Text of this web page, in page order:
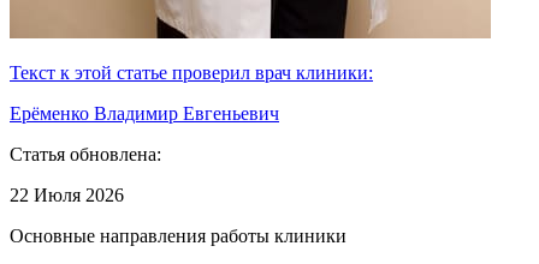
Текст к этой статье проверил врач клиники:
Ерёменко Владимир Евгеньевич
Статья обновлена:
22 Июля 2026
Основные направления работы клиники